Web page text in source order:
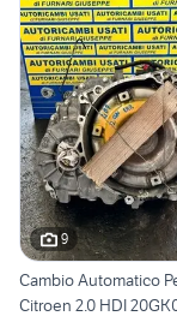
9
Cambio Automatico
Citroen 2.0 HDI